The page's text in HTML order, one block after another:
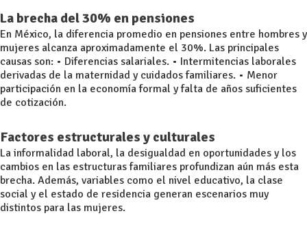
La brecha del 30% en pensiones
En México, la diferencia promedio en pensiones entre hombres y
mujeres alcanza aproximadamente el 30%. Las principales
causas son: • Diferencias salariales. • Intermitencias laborales
derivadas de la maternidad y cuidados familiares. • Menor
participación en la economía formal y falta de años suficientes
de cotización.
Factores estructurales y culturales
La informalidad laboral, la desigualdad en oportunidades y los
cambios en las estructuras familiares profundizan aún más esta
brecha. Además, variables como el nivel educativo, la clase
social y el estado de residencia generan escenarios muy
distintos para las mujeres.